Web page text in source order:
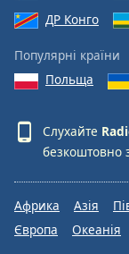
ДР Конго
Популярні країни
Польща
Слухайте
безкоштовно
Африка Азія
Європа
Океанія